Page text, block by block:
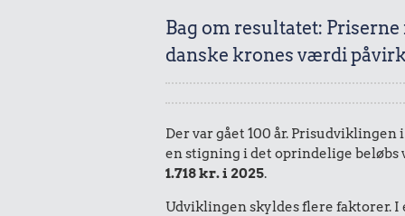
Bag om resultatet: Priserne
danske krones værdi
Der var gået 100 år. Prisudviklingen
en stigning i det oprindelige beløbs
1.718 kr. i 2025.
Udviklingen skyldes flere faktorer. I